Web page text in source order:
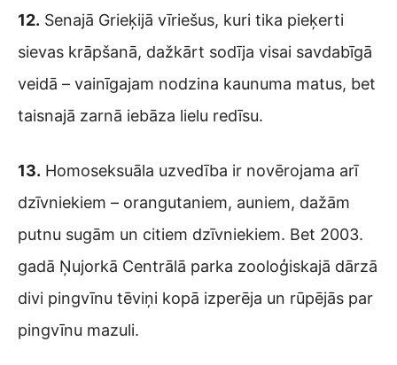
12. Senajā Grieķijā vīriešus, kuri tika pieķerti
sievas krāpšanā, dažkārt sodīja visai savdabīgā
veidā – vainīgajam nodzina kaunuma matus, bet
taisnajā zarnā iebāza lielu redīsu.
13. Homoseksuāla uzvedība ir novērojama arī
dzīvniekiem – orangutaniem, auniem, dažām
putnu sugām un citiem dzīvniekiem. Bet 2003.
gadā Ņujorkā Centrālā parka zooloģiskajā dārzā
divi pingvīnu tēviņi kopā izperēja un rūpējās par
pingvīnu mazuli.